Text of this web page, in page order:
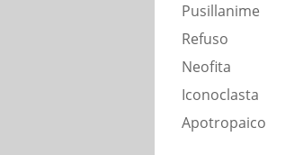
Pusillanime
Refuso
Neofita
Iconoclasta
Apotropaico